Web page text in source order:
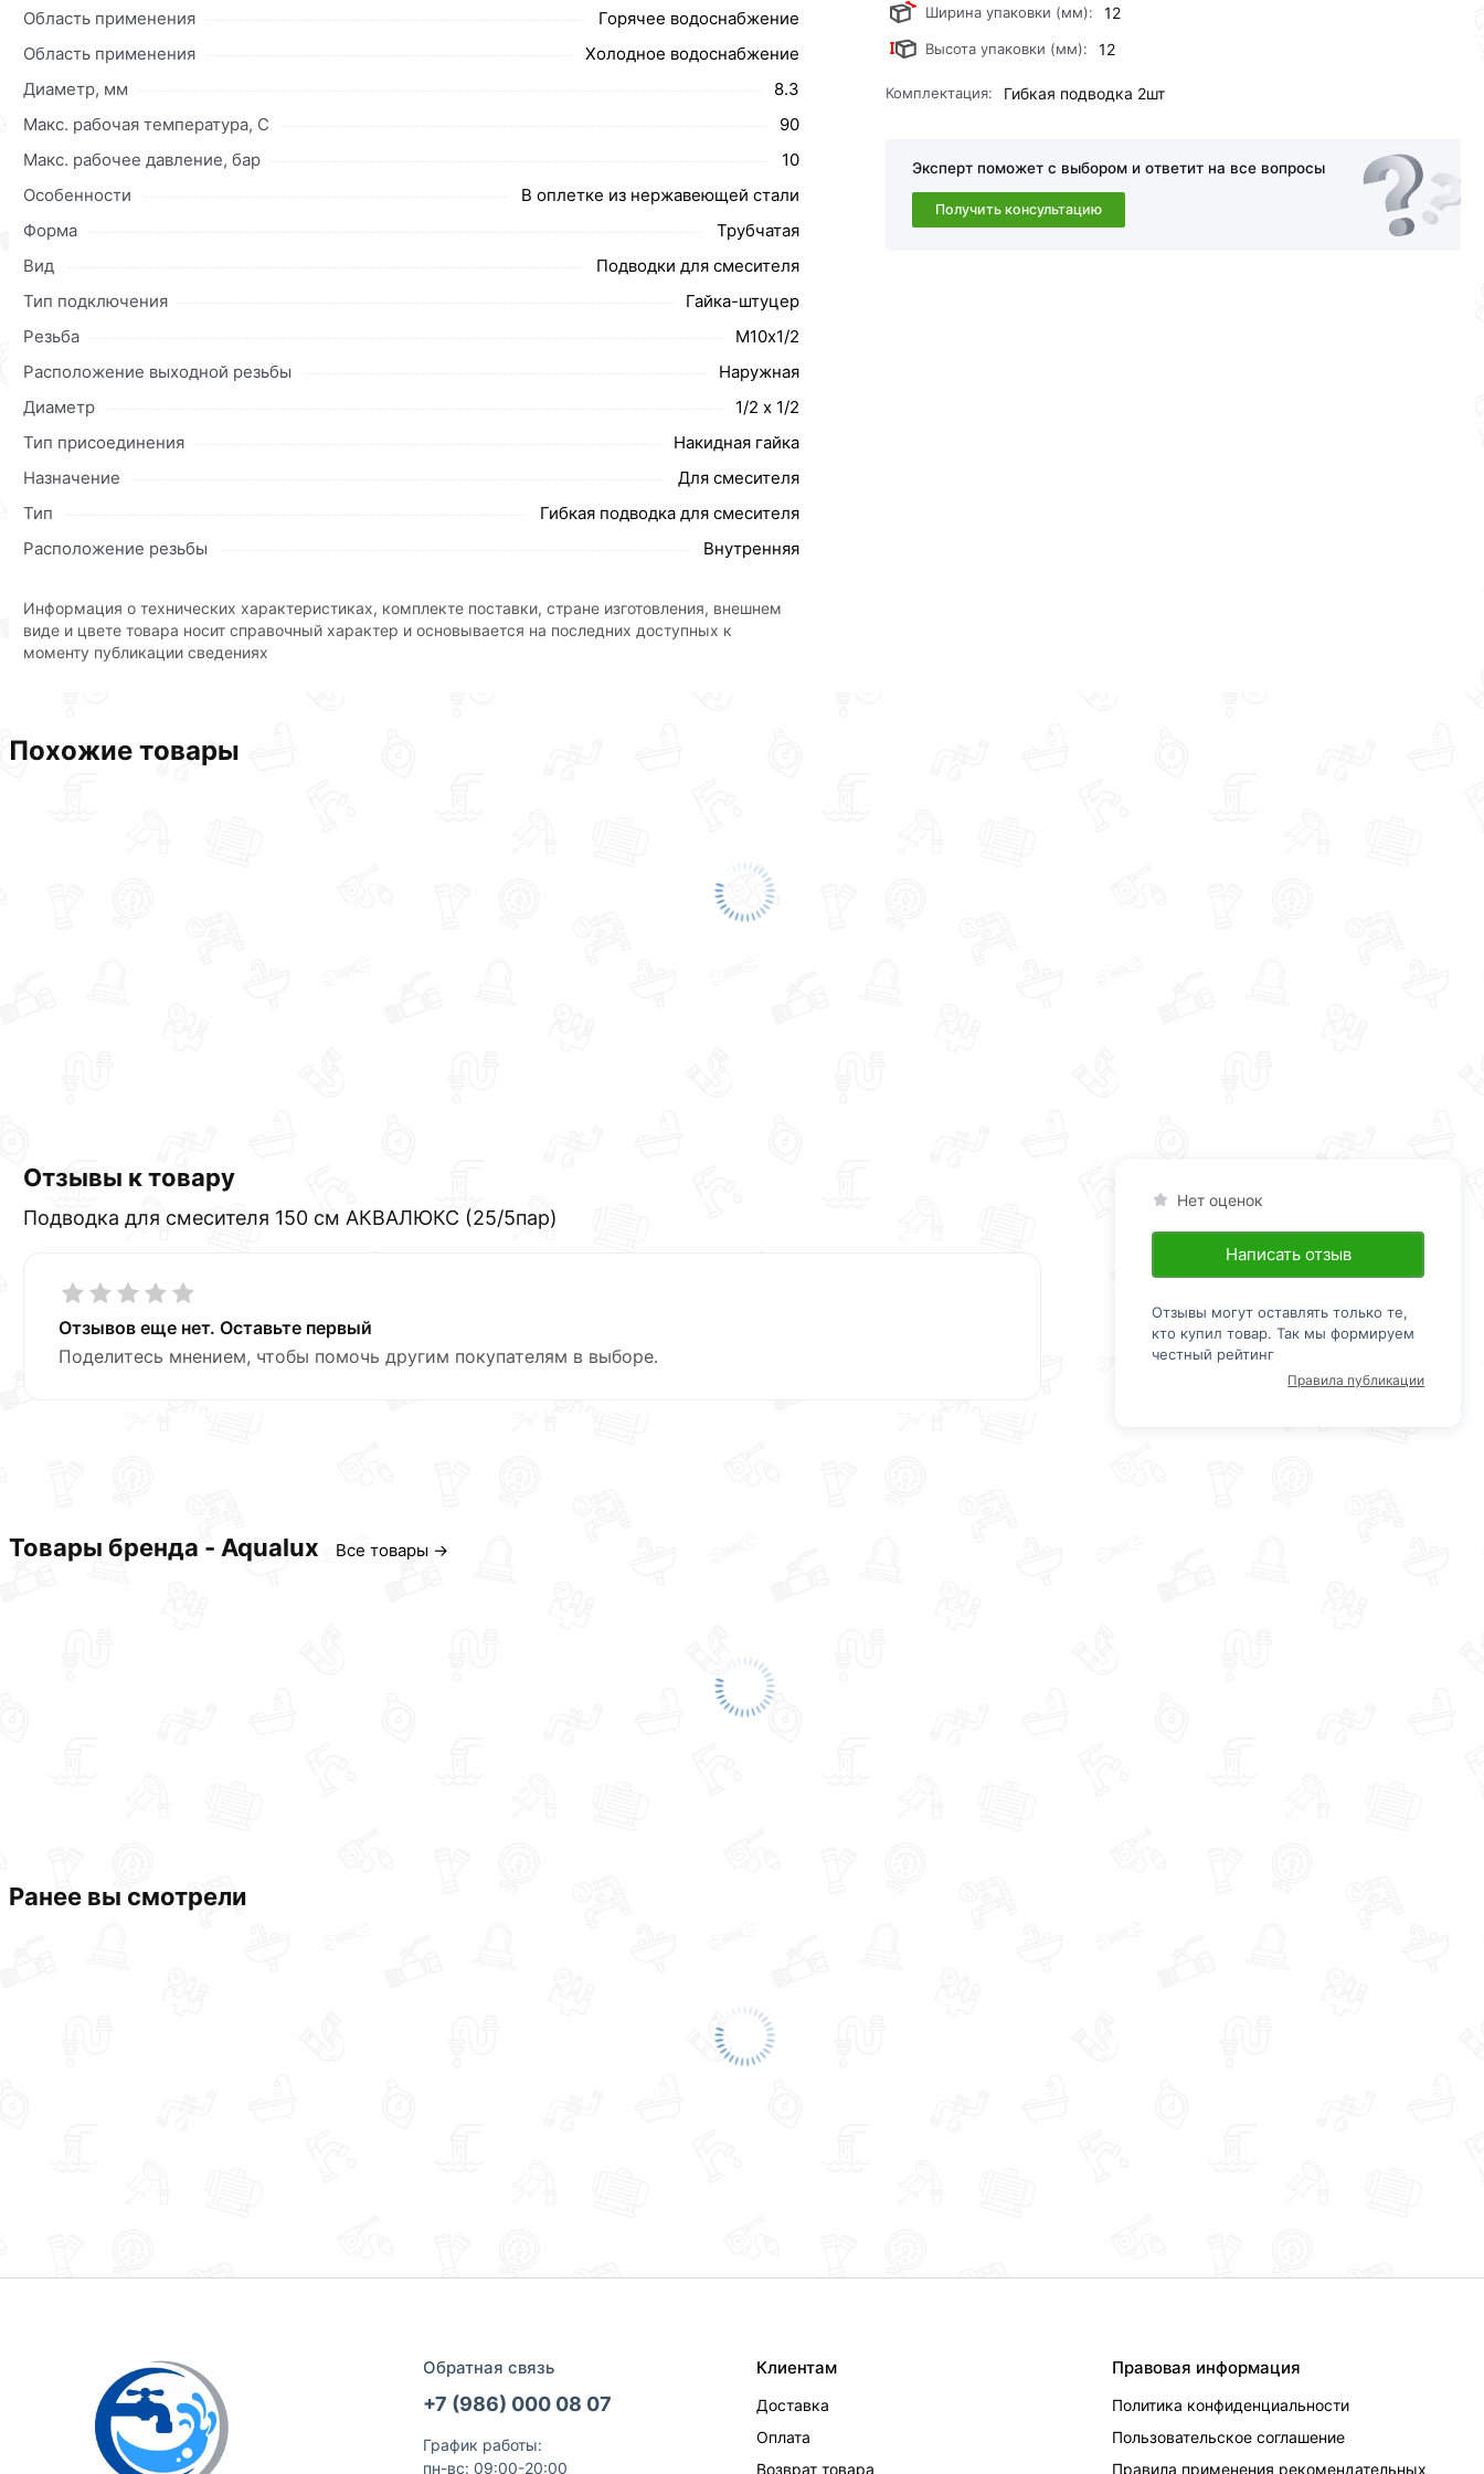
купленного товарa в течение 30 дней (наличие чека обязательно).
Область применения
Горячее водоснабжение
Область применения
Холодное водоснабжение
Диаметр, мм
8.3
Макс. рабочая температура, C
90
Макс. рабочее давление, бар
10
Особенности
В оплетке из нержавеющей стали
Форма
Трубчатая
Вид
Подводки для смесителя
Тип подключения
Гайка-штуцер
Резьба
М10х1/2
Расположение выходной резьбы
Наружная
Диаметр
1/2 х 1/2
Тип присоединения
Накидная гайка
Назначение
Для смесителя
Тип
Гибкая подводка для смесителя
Расположение резьбы
Внутренняя
Информация о технических характеристиках, комплекте поставки, стране изготовления, внешнем
виде и цвете товара носит справочный характер и основывается на последних доступных к
моменту публикации сведениях
Ширина упаковки (мм): 12
Высота упаковки (мм): 12
Комплектация: Гибкая подводка 2шт
Эксперт поможет с выбором и ответит на все вопросы
Получить консультацию
Похожие товары
Отзывы к товару
Подводка для смесителя 150 см АКВАЛЮКС (25/5пар)
Отзывов еще нет. Оставьте первый
Поделитесь мнением, чтобы помочь другим покупателям в выборе.
Нет оценок
Написать отзыв
Отзывы могут оставлять только те,
кто купил товар. Так мы формируем
честный рейтинг
Правила публикации
Товары бренда - Aqualux Все товары →
Ранее вы смотрели
Обратная связь
+7 (986) 000 08 07
График работы:
пн-вс: 09:00-20:00
Клиентам
Доставка
Оплата
Возврат товара
Правовая информация
Политика конфиденциальности
Пользовательское соглашение
Правила применения рекомендательных